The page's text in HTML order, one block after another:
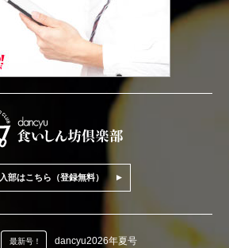
入部はこちら（登録無料）
最新号！ dancyu2026年夏号